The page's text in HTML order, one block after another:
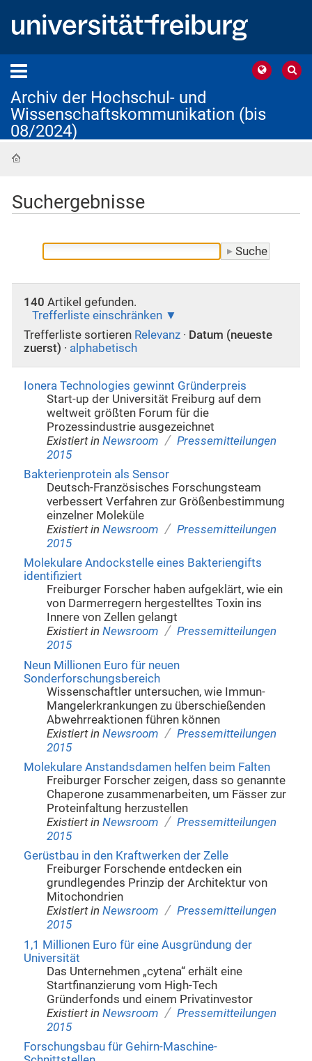
Archiv der Hochschul- und
Wissenschaftskommunikation (bis
08/2024)
Suchergebnisse
140 Artikel gefunden.
Trefferliste einschränken
Trefferliste sortieren Relevanz · Datum (neueste
zuerst) · alphabetisch
Ionera Technologies gewinnt Gründerpreis
Start-up der Universität Freiburg auf dem
weltweit größten Forum für die
Prozessindustrie ausgezeichnet
Existiert in Newsroom / Pressemitteilungen
2015
Bakterienprotein als Sensor
Deutsch-Französisches Forschungsteam
verbessert Verfahren zur Größenbestimmung
einzelner Moleküle
Existiert in Newsroom / Pressemitteilungen
2015
Molekulare Andockstelle eines Bakteriengifts
identifiziert
Freiburger Forscher haben aufgeklärt, wie ein
von Darmerregern hergestelltes Toxin ins
Innere von Zellen gelangt
Existiert in Newsroom / Pressemitteilungen
2015
Neun Millionen Euro für neuen
Sonderforschungsbereich
Wissenschaftler untersuchen, wie Immun-
Mangelerkrankungen zu überschießenden
Abwehrreaktionen führen können
Existiert in Newsroom / Pressemitteilungen
2015
Molekulare Anstandsdamen helfen beim Falten
Freiburger Forscher zeigen, dass so genannte
Chaperone zusammenarbeiten, um Fässer zur
Proteinfaltung herzustellen
Existiert in Newsroom / Pressemitteilungen
2015
Gerüstbau in den Kraftwerken der Zelle
Freiburger Forschende entdecken ein
grundlegendes Prinzip der Architektur von
Mitochondrien
Existiert in Newsroom / Pressemitteilungen
2015
1,1 Millionen Euro für eine Ausgründung der
Universität
Das Unternehmen „cytena“ erhält eine
Startfinanzierung vom High-Tech
Gründerfonds und einem Privatinvestor
Existiert in Newsroom / Pressemitteilungen
2015
Forschungsbau für Gehirn-Maschine-